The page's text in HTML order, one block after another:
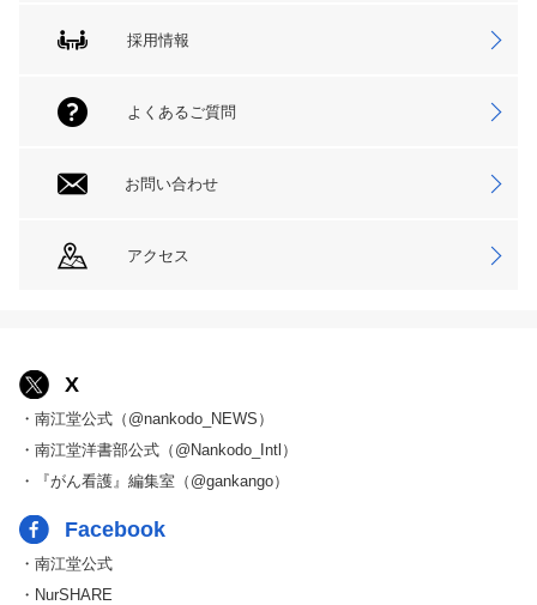
採用情報
よくあるご質問
お問い合わせ
アクセス
X
・南江堂公式（@nankodo_NEWS）
・南江堂洋書部公式（@Nankodo_Intl）
・『がん看護』編集室（@gankango）
Facebook
・南江堂公式
・NurSHARE